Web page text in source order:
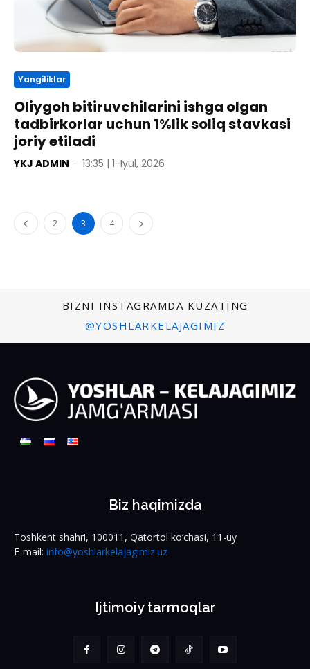
Yangiliklar
Oliygoh bitiruvchilarini ishga olgan
tadbirkorlar uchun 1%lik soliq stavkasi
joriy etiladi
YKJ ADMIN - 13:35 | 1-Iyul, 2026
2 3 4
BIZNI INSTAGRAMDA KUZATING
@YOSHLARKELAJAGIMIZ
Biz haqimizda
Toshkent shahri, 100011, Qatortol ko‘chasi, 11-uy
E-mail: info@yoshlarkelajagimiz.uz
Ijtimoiy tarmoqlar